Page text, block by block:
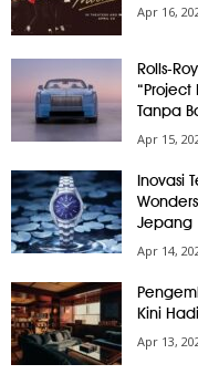
Apr 16,
Rolls-
Tanpa
Apr 15,
Inovasi
Jepang
Apr 14,
Kini
Apr 13,